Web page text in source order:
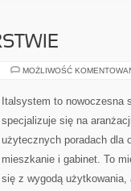
MOŻLIWOŚĆ
Italsystem to nowoczesna
specjalizuje się na
użytecznych poradach dla
mieszkanie i gabinet. To
się z wygodą użytkowania,